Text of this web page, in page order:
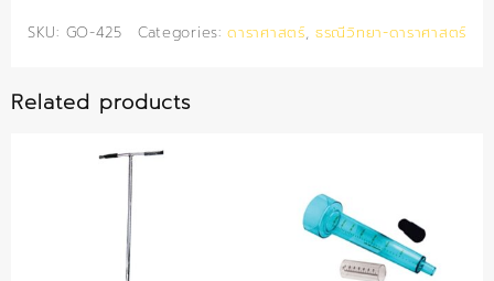
SKU: GO-425 Categories:ดาราศาสตร์,ธรณีวิทยา-ดาราศาสตร์
Related products